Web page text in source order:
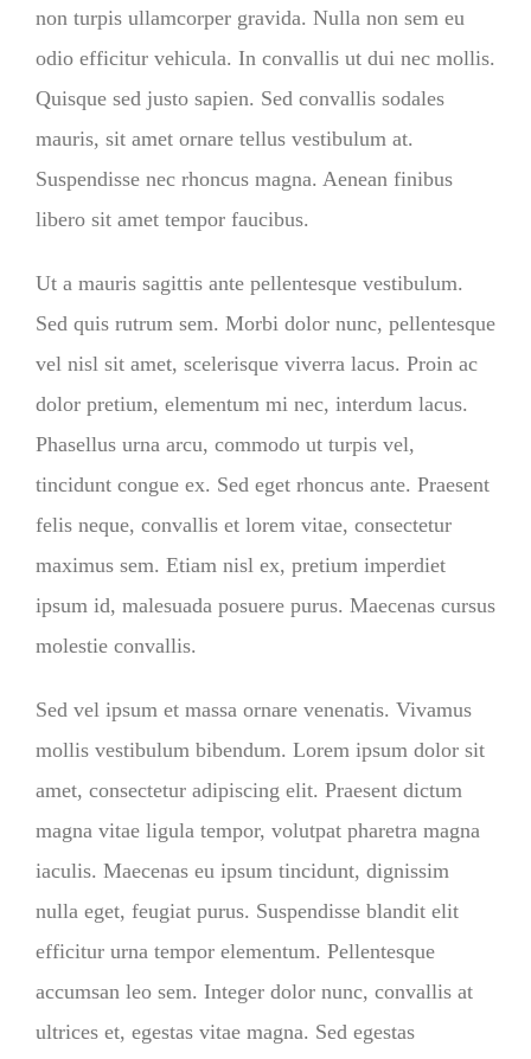
non turpis ullamcorper gravida. Nulla non sem eu
odio efficitur vehicula. In convallis ut dui nec mollis.
Quisque sed justo sapien. Sed convallis sodales
mauris, sit amet ornare tellus vestibulum at.
Suspendisse nec rhoncus magna. Aenean finibus
libero sit amet tempor faucibus.
Ut a mauris sagittis ante pellentesque vestibulum.
Sed quis rutrum sem. Morbi dolor nunc, pellentesque
vel nisl sit amet, scelerisque viverra lacus. Proin ac
dolor pretium, elementum mi nec, interdum lacus.
Phasellus urna arcu, commodo ut turpis vel,
tincidunt congue ex. Sed eget rhoncus ante. Praesent
felis neque, convallis et lorem vitae, consectetur
maximus sem. Etiam nisl ex, pretium imperdiet
ipsum id, malesuada posuere purus. Maecenas cursus
molestie convallis.
Sed vel ipsum et massa ornare venenatis. Vivamus
mollis vestibulum bibendum. Lorem ipsum dolor sit
amet, consectetur adipiscing elit. Praesent dictum
magna vitae ligula tempor, volutpat pharetra magna
iaculis. Maecenas eu ipsum tincidunt, dignissim
nulla eget, feugiat purus. Suspendisse blandit elit
efficitur urna tempor elementum. Pellentesque
accumsan leo sem. Integer dolor nunc, convallis at
ultrices et, egestas vitae magna. Sed egestas